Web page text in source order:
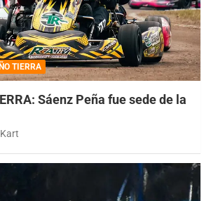
TIERRA
Sáenz Peña fue sede de la